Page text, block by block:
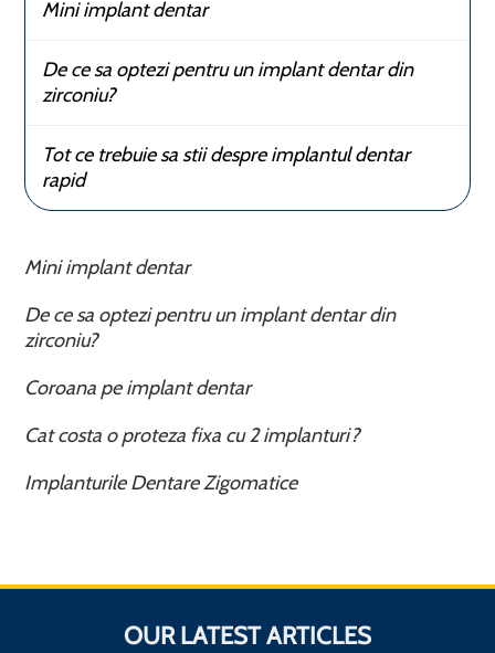
Mini implant dentar
De ce sa optezi pentru un implant dentar din
zirconiu?
Tot ce trebuie sa stii despre implantul dentar
rapid
Mini implant dentar
De ce sa optezi pentru un implant dentar din
zirconiu?
Coroana pe implant dentar
Cat costa o proteza fixa cu 2 implanturi?
Implanturile Dentare Zigomatice
OUR LATEST ARTICLES